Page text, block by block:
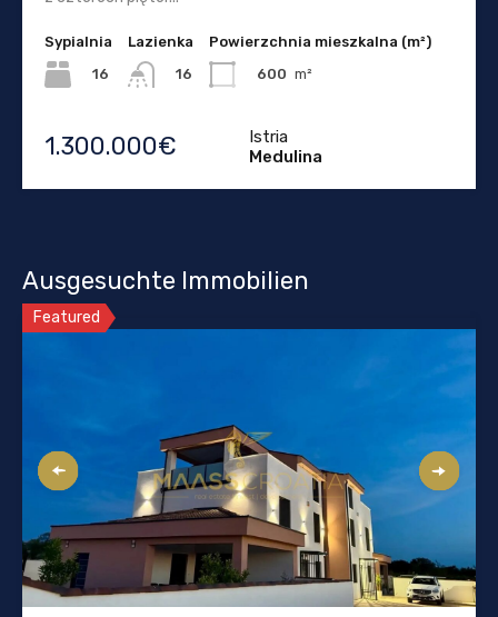
Sypialnia
16
Lazienka
16
Powierzchnia mieszkalna (m²)
600 m²
1.300.000€
Istria
Medulina
Ausgesuchte Immobilien
Featured